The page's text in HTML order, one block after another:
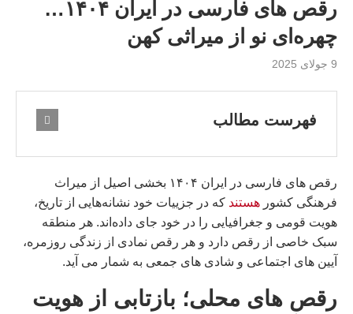
رقص‌ های فارسی در ایران ۱۴۰۴…
چهره‌ای نو از میراثی کهن
9 جولای 2025
فهرست مطالب
رقص‌ های فارسی در ایران ۱۴۰۴ بخشی اصیل از میراث
فرهنگی کشور هستند که در جزيیات خود نشانه‌هایی از تاریخ،
هویت قومی و جغرافیایی را در خود جای داده‌اند. هر منطقه
سبک خاصی از رقص دارد و هر رقص نمادی از زندگی روزمره،
آیین‌ های اجتماعی و شادی‌ های جمعی به شمار می‌ آید.
رقص‌ های محلی؛ بازتابی از هویت